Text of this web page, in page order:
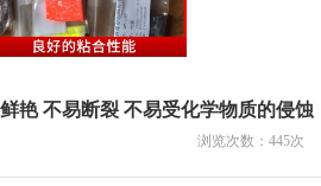
艳 不易断裂 不易受化学物质的侵蚀
浏览次数： 445次